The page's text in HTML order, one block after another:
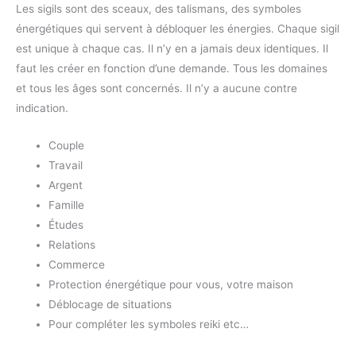
Les sigils sont des sceaux, des talismans, des symboles
énergétiques qui servent à débloquer les énergies. Chaque sigil
est unique à chaque cas. Il n’y en a jamais deux identiques. Il
faut les créer en fonction d’une demande. Tous les domaines
et tous les âges sont concernés. Il n’y a aucune contre
indication.
Couple
Travail
Argent
Famille
Études
Relations
Commerce
Protection énergétique pour vous, votre maison
Déblocage de situations
Pour compléter les symboles reiki etc…